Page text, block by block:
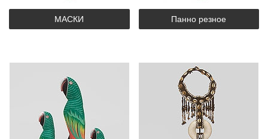
МАСКИ Панно резное